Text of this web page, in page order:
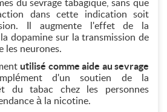
du sevrage tabagique, sans que
dans cette indication soit
Il augmente l'effet de la
dopamine sur la transmission de
les neurones.
utilisé comme aide au sevrage
d'un soutien de la
du tabac chez les personnes
à la nicotine.